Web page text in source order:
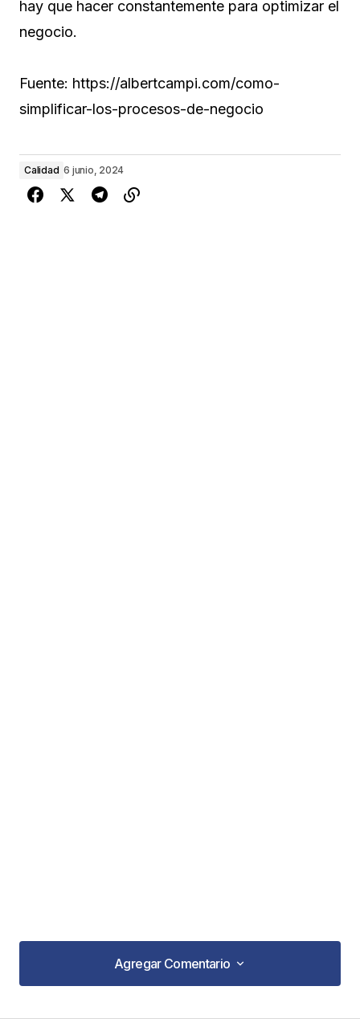
hay que hacer constantemente para optimizar el
negocio.
Fuente: https://albertcampi.com/como-
simplificar-los-procesos-de-negocio
Calidad 6 junio, 2024
Agregar Comentario
Agregar Comentario